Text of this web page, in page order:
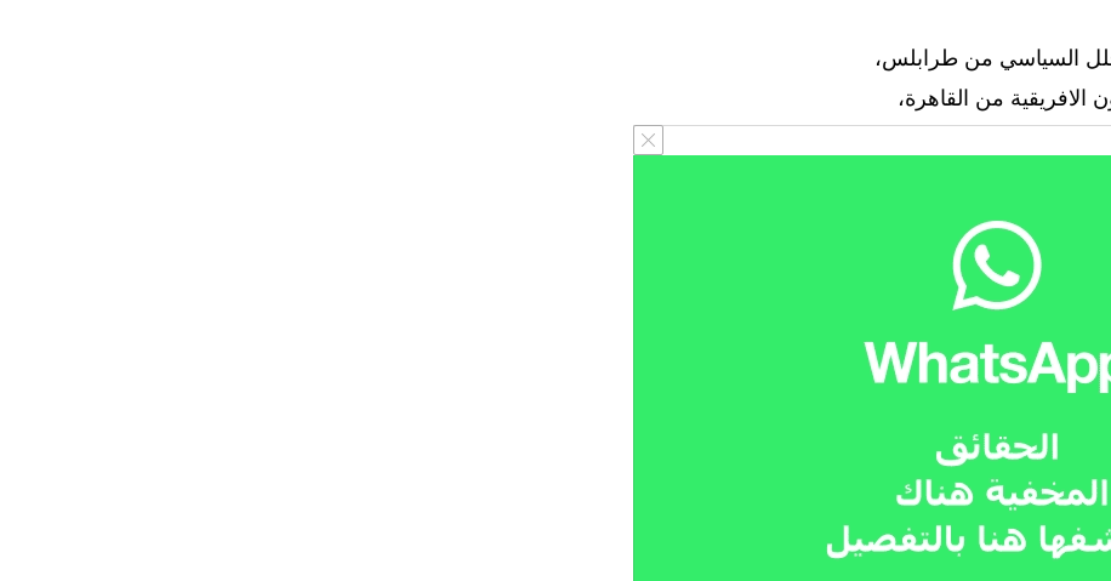
السياسي من طرابلس،
الافريقية من القاهرة،